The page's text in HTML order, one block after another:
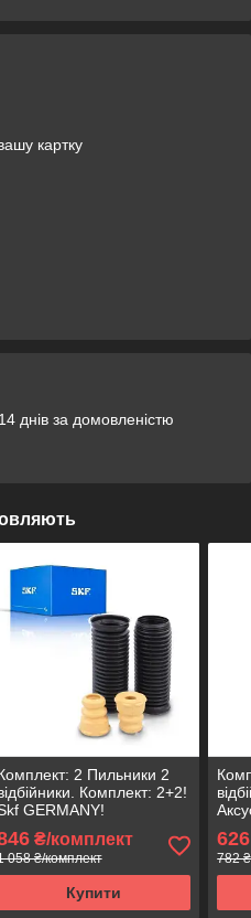
картку
днів за домовленістю
2 Пильники 2
Комплект: 2+2!
GERMANY!
₴/комплект
058 ₴/комплект
Купити
626
782